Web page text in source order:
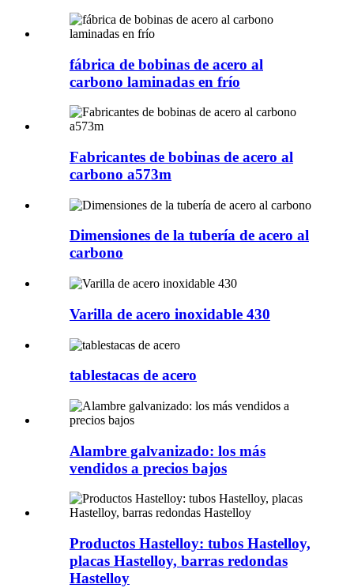
fábrica de bobinas de acero al
carbono laminadas en frío
Fabricantes de bobinas de acero al
carbono a573m
Dimensiones de la tubería de acero al
carbono
Varilla de acero inoxidable 430
tablestacas de acero
Alambre galvanizado: los más
vendidos a precios bajos
Productos Hastelloy: tubos Hastelloy,
placas Hastelloy, barras redondas
Hastelloy